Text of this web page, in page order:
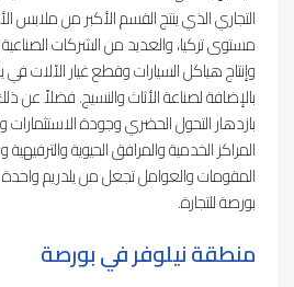
التجاري الذي ينتج القسم الأكبر من
مستوى تركيا، والعديد من الشركات الصناعية
وإنتاج هياكل السيارات وقطع غيار الآلات
بالإضافة لصناعة الأثاث والنسيج. فضلاً عن
بازدهار التحول الحضري وجودة الاستثمارات
المراكز الخدمية والمرافق الحيوية
المقومات والعوامل تجعل من يلدريم
بورصة للتجارة.
منطقة نيلوفر في بورصة